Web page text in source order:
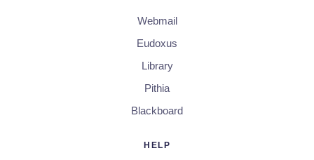
Webmail
Eudoxus
Library
Pithia
Blackboard
HELP